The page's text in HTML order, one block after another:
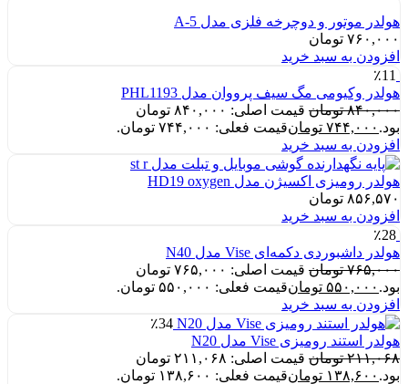
هولدر موتور و دوچرخه فلزی مدل A-5
۷۶۰,۰۰۰ تومان
افزودن به سبد خرید
٪11
هولدر وکیومی مگ سیف پرووان مدل PHL1193
۸۴۰,۰۰۰ تومان
قیمت اصلی: ۸۴۰,۰۰۰ تومان
بود. ۷۴۴,۰۰۰ تومانقیمت فعلی: ۷۴۴,۰۰۰ تومان.
افزودن به سبد خرید
هولدر رومیزی اکسیژن مدل HD19 oxygen
۸۵۶,۵۷۰ تومان
افزودن به سبد خرید
٪28
هولدر داشبوردی دکمه‌ای Vise مدل N40
۷۶۵,۰۰۰ تومان
قیمت اصلی: ۷۶۵,۰۰۰ تومان
بود. ۵۵۰,۰۰۰ تومانقیمت فعلی: ۵۵۰,۰۰۰ تومان.
افزودن به سبد خرید
٪34
هولدر استند رومیزی Vise مدل N20
۲۱۱,۰۶۸ تومان
قیمت اصلی: ۲۱۱,۰۶۸ تومان
بود. ۱۳۸,۶۰۰ تومانقیمت فعلی: ۱۳۸,۶۰۰ تومان.